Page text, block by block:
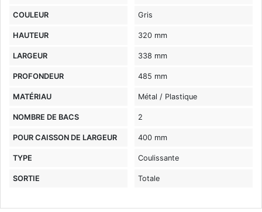
COULEUR Gris
HAUTEUR 320 mm
LARGEUR 338 mm
PROFONDEUR 485 mm
MATÉRIAU Métal / Plastique
NOMBRE DE BACS 2
POUR CAISSON DE LARGEUR 400 mm
TYPE Coulissante
SORTIE Totale